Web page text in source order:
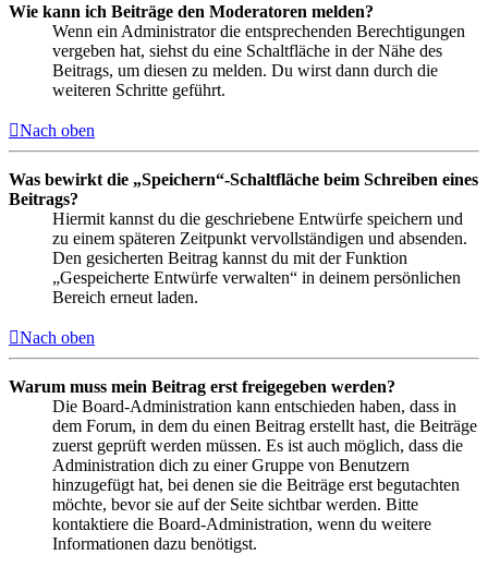
Wie kann ich Beiträge den Moderatoren melden?
Wenn ein Administrator die entsprechenden Berechtigungen
vergeben hat, siehst du eine Schaltfläche in der Nähe des
Beitrags, um diesen zu melden. Du wirst dann durch die
weiteren Schritte geführt.
Nach oben
Was bewirkt die „Speichern“-Schaltfläche beim Schreiben eines
Beitrags?
Hiermit kannst du die geschriebene Entwürfe speichern und
zu einem späteren Zeitpunkt vervollständigen und absenden.
Den gesicherten Beitrag kannst du mit der Funktion
„Gespeicherte Entwürfe verwalten“ in deinem persönlichen
Bereich erneut laden.
Nach oben
Warum muss mein Beitrag erst freigegeben werden?
Die Board-Administration kann entschieden haben, dass in
dem Forum, in dem du einen Beitrag erstellt hast, die Beiträge
zuerst geprüft werden müssen. Es ist auch möglich, dass die
Administration dich zu einer Gruppe von Benutzern
hinzugefügt hat, bei denen sie die Beiträge erst begutachten
möchte, bevor sie auf der Seite sichtbar werden. Bitte
kontaktiere die Board-Administration, wenn du weitere
Informationen dazu benötigst.